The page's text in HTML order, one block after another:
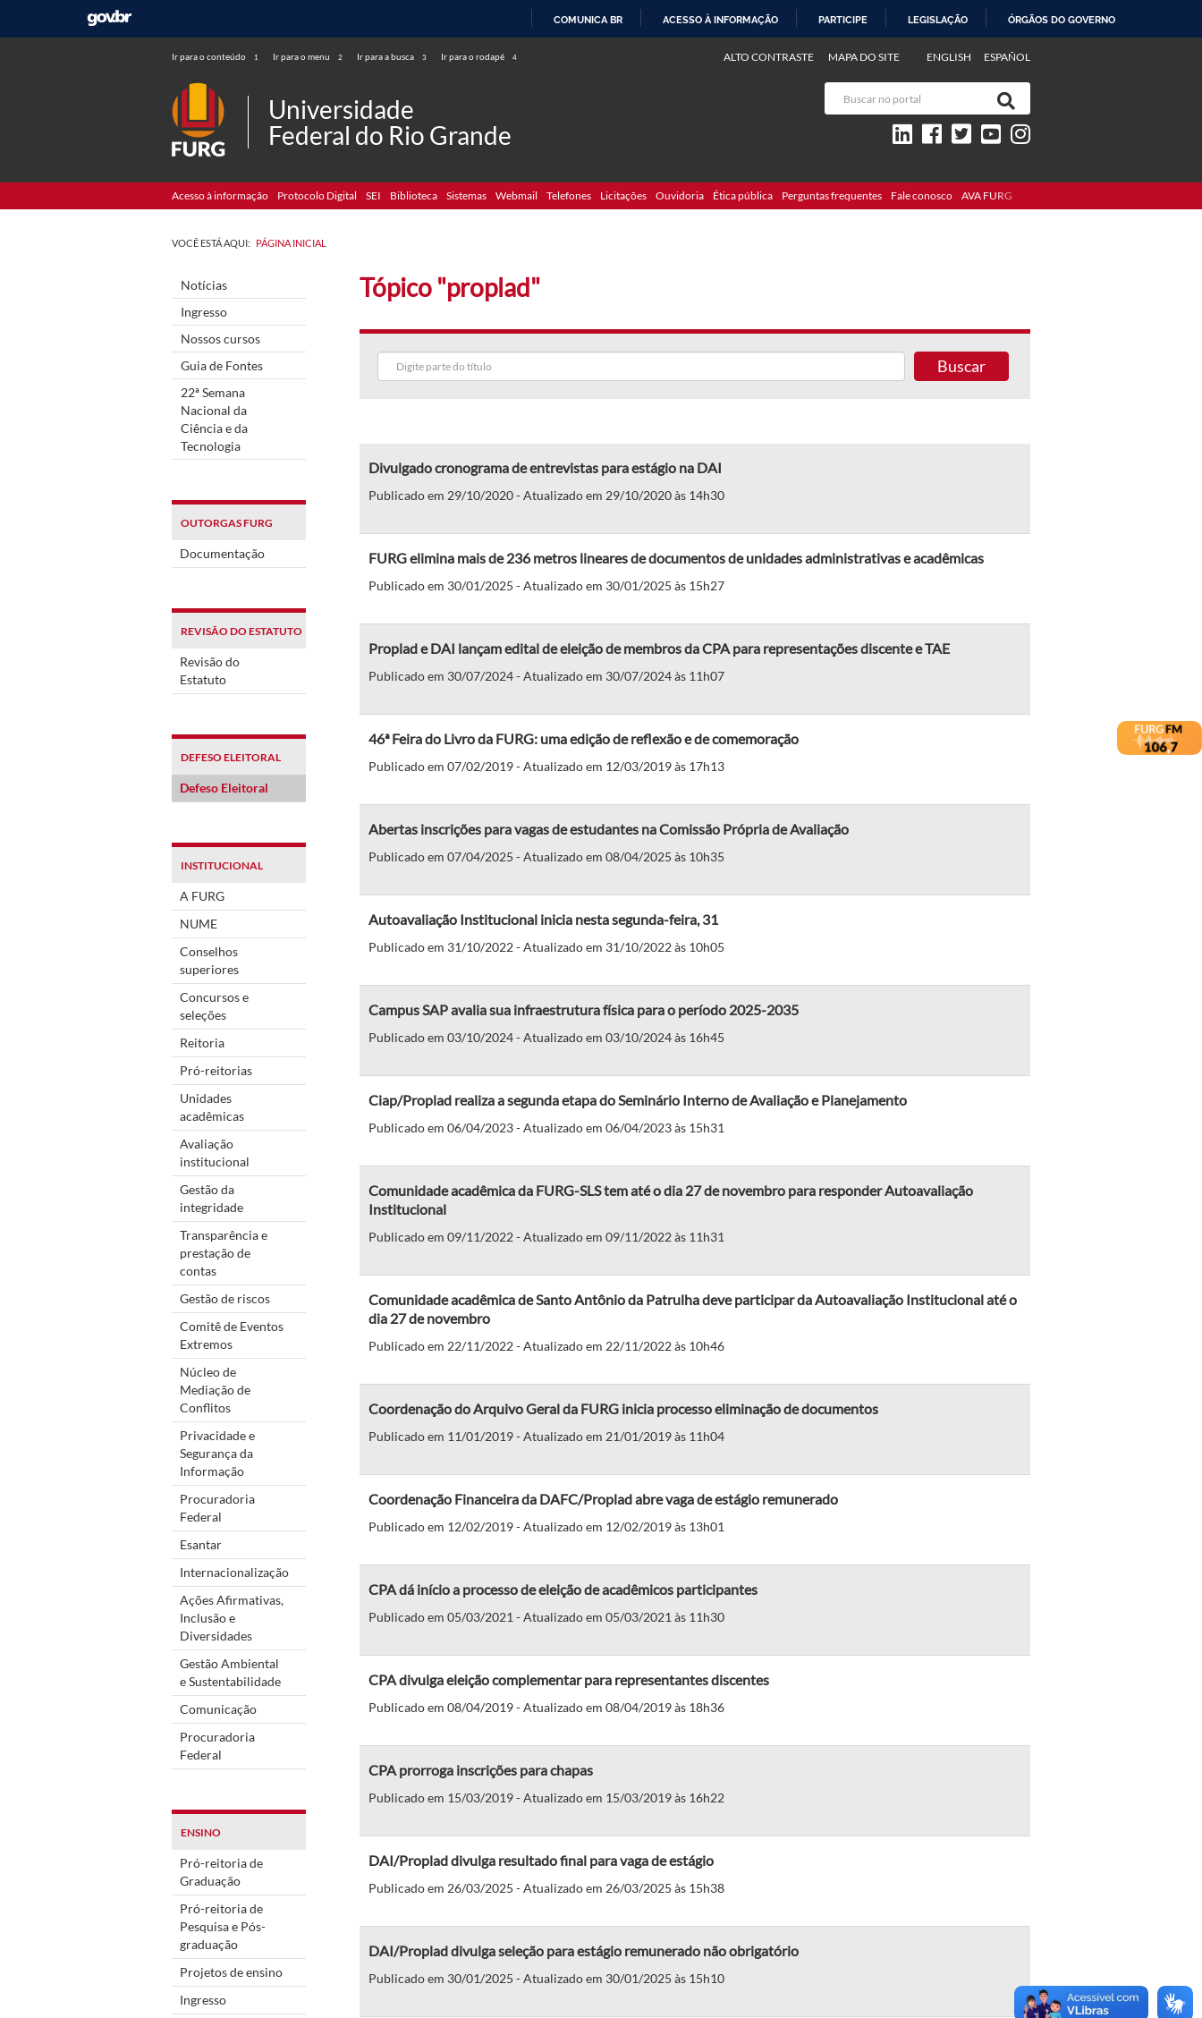
COMUNICA BR ACESSO À INFORMAÇÃO PARTICIPE LEGISLAÇÃO ÓRGÃOS DO GOVERNO
Ir para o conteúdo 1 Ir para o menu 2 Ir para a busca 3 Ir para o rodapé 4 ENGLISH ESPAÑOL
ALTO CONTRASTE MAPA DO SITE
Universidade
Federal do Rio Grande
Acesso à informação Protocolo Digital SEI Biblioteca Sistemas Webmail Telefones Licitações Ouvidoria Ética pública Perguntas frequentes Fale conosco AVA FURG
VOCÊ ESTÁ AQUI: PÁGINA INICIAL
Notícias
Ingresso
Nossos cursos
Guia de Fontes
22ª Semana
Nacional da
Ciência e da
Tecnologia
OUTORGAS FURG
Documentação
REVISÃO DO ESTATUTO
Revisão do
Estatuto
DEFESO ELEITORAL
Defeso Eleitoral
INSTITUCIONAL
A FURG
NUME
Conselhos
superiores
Concursos e
seleções
Reitoria
Pró-reitorias
Unidades
acadêmicas
Avaliação
institucional
Gestão da
integridade
Transparência e
prestação de
contas
Gestão de riscos
Comitê de Eventos
Extremos
Núcleo de
Mediação de
Conflitos
Privacidade e
Segurança da
Informação
Procuradoria
Federal
Esantar
Internacionalização
Ações Afirmativas,
Inclusão e
Diversidades
Gestão Ambiental
e Sustentabilidade
Comunicação
Procuradoria
Federal
ENSINO
Pró-reitoria de
Graduação
Pró-reitoria de
Pesquisa e Pós-
graduação
Projetos de ensino
Ingresso
Tópico "proplad"
Buscar
Divulgado cronograma de entrevistas para estágio na DAI
Publicado em 29/10/2020 - Atualizado em 29/10/2020 às 14h30
FURG elimina mais de 236 metros lineares de documentos de unidades administrativas e acadêmicas
Publicado em 30/01/2025 - Atualizado em 30/01/2025 às 15h27
Proplad e DAI lançam edital de eleição de membros da CPA para representações discente e TAE
Publicado em 30/07/2024 - Atualizado em 30/07/2024 às 11h07
46ª Feira do Livro da FURG: uma edição de reflexão e de comemoração
Publicado em 07/02/2019 - Atualizado em 12/03/2019 às 17h13
Abertas inscrições para vagas de estudantes na Comissão Própria de Avaliação
Publicado em 07/04/2025 - Atualizado em 08/04/2025 às 10h35
Autoavaliação Institucional inicia nesta segunda-feira, 31
Publicado em 31/10/2022 - Atualizado em 31/10/2022 às 10h05
Campus SAP avalia sua infraestrutura física para o período 2025-2035
Publicado em 03/10/2024 - Atualizado em 03/10/2024 às 16h45
Ciap/Proplad realiza a segunda etapa do Seminário Interno de Avaliação e Planejamento
Publicado em 06/04/2023 - Atualizado em 06/04/2023 às 15h31
Comunidade acadêmica da FURG-SLS tem até o dia 27 de novembro para responder Autoavaliação
Institucional
Publicado em 09/11/2022 - Atualizado em 09/11/2022 às 11h31
Comunidade acadêmica de Santo Antônio da Patrulha deve participar da Autoavaliação Institucional até o
dia 27 de novembro
Publicado em 22/11/2022 - Atualizado em 22/11/2022 às 10h46
Coordenação do Arquivo Geral da FURG inicia processo eliminação de documentos
Publicado em 11/01/2019 - Atualizado em 21/01/2019 às 11h04
Coordenação Financeira da DAFC/Proplad abre vaga de estágio remunerado
Publicado em 12/02/2019 - Atualizado em 12/02/2019 às 13h01
CPA dá início a processo de eleição de acadêmicos participantes
Publicado em 05/03/2021 - Atualizado em 05/03/2021 às 11h30
CPA divulga eleição complementar para representantes discentes
Publicado em 08/04/2019 - Atualizado em 08/04/2019 às 18h36
CPA prorroga inscrições para chapas
Publicado em 15/03/2019 - Atualizado em 15/03/2019 às 16h22
DAI/Proplad divulga resultado final para vaga de estágio
Publicado em 26/03/2025 - Atualizado em 26/03/2025 às 15h38
DAI/Proplad divulga seleção para estágio remunerado não obrigatório
Publicado em 30/01/2025 - Atualizado em 30/01/2025 às 15h10